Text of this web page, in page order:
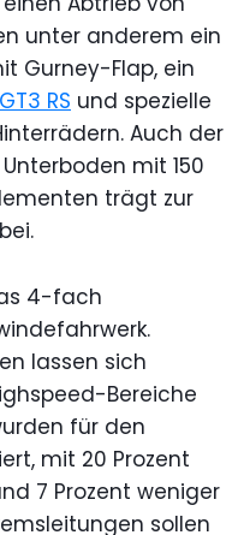
unter anderem ein
Gurney-Flap, ein
GT3 RS und spezielle
Auch der
mit 150
trägt zur
4-fach
lassen sich
Bereiche
für den
mit 20 Prozent
7 Prozent weniger
sollen